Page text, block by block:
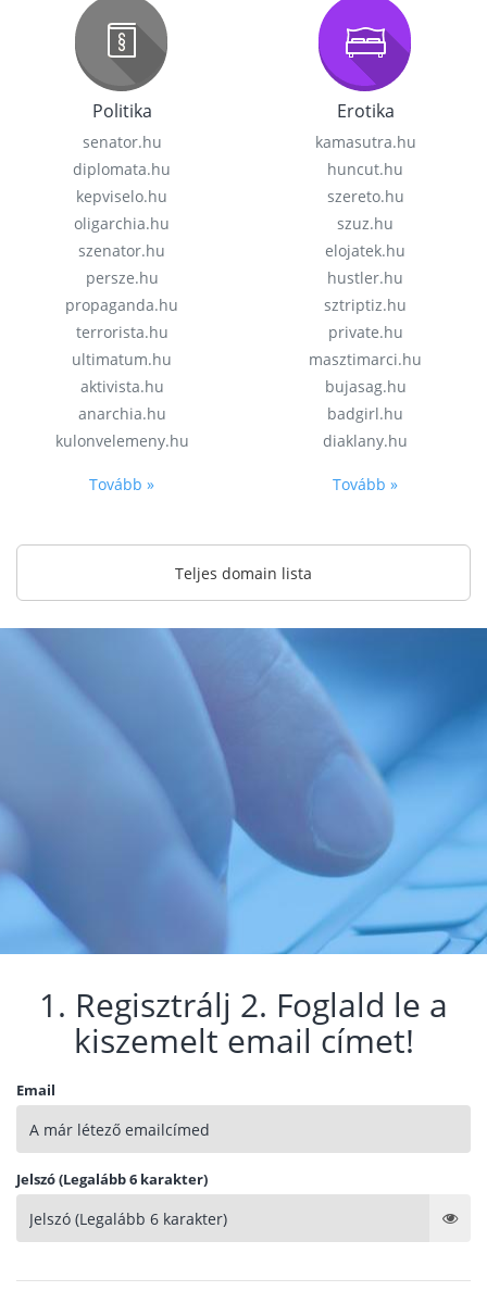
Politika
senator.hu
diplomata.hu
kepviselo.hu
oligarchia.hu
szenator.hu
persze.hu
propaganda.hu
terrorista.hu
ultimatum.hu
aktivista.hu
anarchia.hu
kulonvelemeny.hu
Tovább »
Erotika
kamasutra.hu
huncut.hu
szereto.hu
szuz.hu
elojatek.hu
hustler.hu
sztriptiz.hu
private.hu
masztimarci.hu
bujasag.hu
badgirl.hu
diaklany.hu
Tovább »
Teljes domain lista
1. Regisztrálj 2. Foglald le a
kiszemelt email címet!
Email
Jelszó (Legalább 6 karakter)